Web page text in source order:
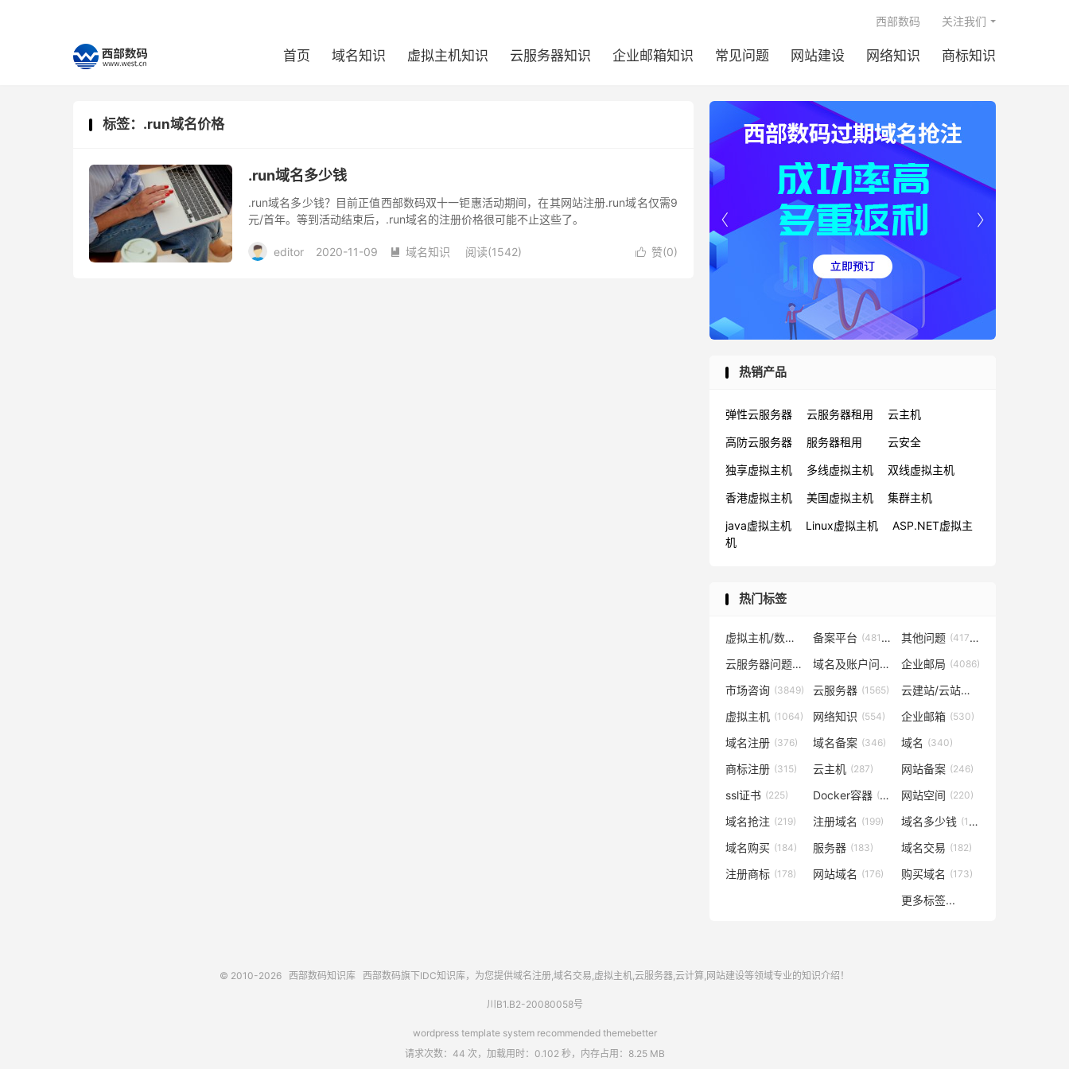
首页 域名知识 虚拟主机知识 云服务器知识 企业邮箱知识 常见问题 网站建设 网络知识 商标知识
西部数码 关注我们
标签：.run域名价格
.run域名多少钱
.run域名多少钱？目前正值西部数码双十一钜惠活动期间，在其网站注册.run域名仅需9
元/首年。等到活动结束后，.run域名的注册价格很可能不止这些了。
editor 2020-11-09  域名知识 阅读(1542)  赞(0)


热销产品
弹性云服务器 云服务器租用 云主机
高防云服务器 服务器租用 云安全
独享虚拟主机 多线虚拟主机 双线虚拟主机
香港虚拟主机 美国虚拟主机 集群主机
java虚拟主机 Linux虚拟主机
ASP.NET虚拟主
机
热门标签
虚拟主机/数据库问题 (57819)
备案平台 (48153) 其他问题 (41702)
云服务器问题(38267) 域名及账户问题 (29026)
企业邮局 (4086)
市场咨询 (3849) 云服务器 (1565) 云建站/云站群/小程序
虚拟主机 (1064) 网络知识 (554) 企业邮箱 (530)
域名注册 (376) 域名备案 (346) 域名 (340)
商标注册 (315) 云主机 (287) 网站备案 (246)
ssl证书 (225) Docker容器 (221) 网站空间 (220)
域名抢注 (219) 注册域名 (199) 域名多少钱 (196)
域名购买 (184) 服务器 (183) 域名交易 (182)
注册商标 (178) 网站域名 (176) 购买域名 (173)
更多标签...
© 2010-2026 西部数码知识库 西部数码旗下IDC知识库，为您提供域名注册,域名交易,虚拟主机,云服务器,云计算,网站建设等领域专业的知识介绍！
川B1.B2-20080058号
wordpress template system recommended themebetter
请求次数：44 次，加载用时：0.102 秒，内存占用：8.25 MB